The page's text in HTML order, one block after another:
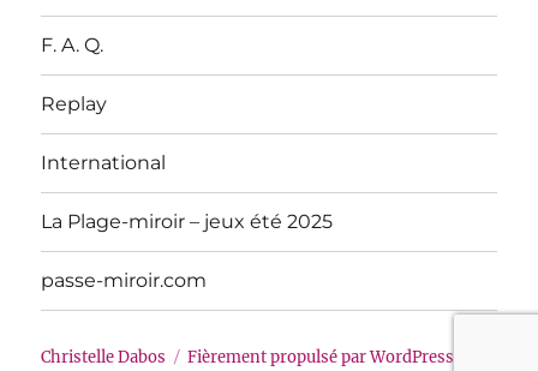
F. A. Q.
Replay
International
La Plage-miroir – jeux été 2025
passe-miroir.com
Christelle Dabos Fièrement propulsé par WordPress